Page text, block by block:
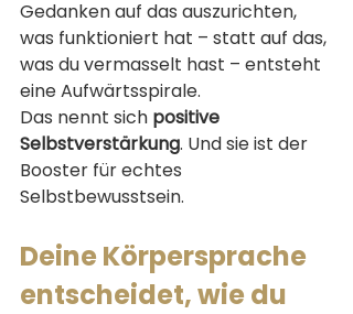
Gedanken auf das auszurichten,
was funktioniert hat – statt auf das,
was du vermasselt hast – entsteht
eine Aufwärtsspirale.
Das nennt sich positive
Selbstverstärkung. Und sie ist der
Booster für echtes
Selbstbewusstsein.
Deine Körpersprache
entscheidet, wie du